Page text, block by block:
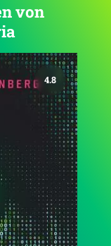
von